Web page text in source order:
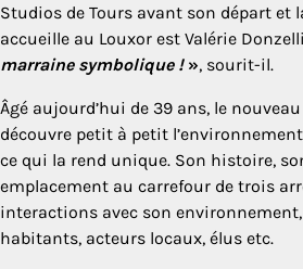
Studios de Tours avant son départ et
accueille au Louxor est Valérie
marraine symbolique ! », sourit-il.
Âgé aujourd’hui de 39 ans, le
découvre petit à petit
ce qui la rend unique. Son histoire,
emplacement au carrefour de trois
interactions avec son
habitants, acteurs locaux, élus etc.